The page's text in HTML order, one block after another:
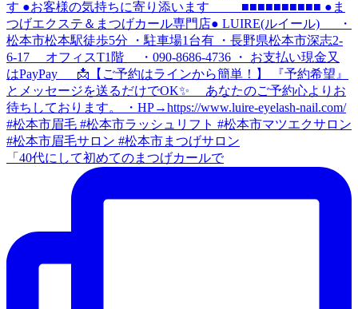
「40代にして初めてのまつげカールで